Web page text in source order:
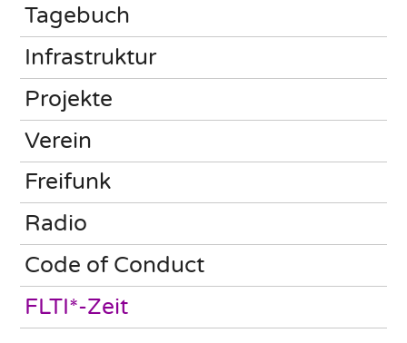
Tagebuch
Infrastruktur
Projekte
Verein
Freifunk
Radio
Code of Conduct
FLTI*-Zeit